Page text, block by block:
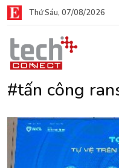
Thứ Sáu, 07/08/2026
#tấn công